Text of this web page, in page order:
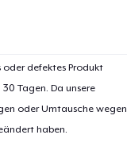
oder defektes Produkt
Tagen. Da unsere
oder Umtausche wegen
haben.
Neck Tee